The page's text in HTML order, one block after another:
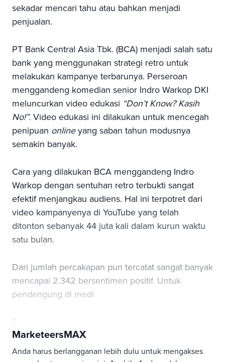
sekadar mencari tahu atau bahkan menjadi
penjualan.
PT Bank Central Asia Tbk. (BCA) menjadi salah satu
bank yang menggunakan strategi retro untuk
melakukan kampanye terbarunya. Perseroan
menggandeng komedian senior Indro Warkop DKI
meluncurkan video edukasi “Don’t Know? Kasih
No!”.Video edukasi ini dilakukan untuk mencegah
penipuan onlineyang saban tahun modusnya
semakin banyak.
Cara yang dilakukan BCA menggandeng Indro
Warkop dengan sentuhan retro terbukti sangat
efektif menjangkau audiens. Hal ini terpotret dari
video kampanyenya di YouTube yang telah
ditonton sebanyak 44 juta kali dalam kurun waktu
satu bulan.
Dari jumlah percakapan pun tercatat sangat banyak
mencapai 2.342 bersentimen positif. Untuk
pendengung di medi
MarketeersMAX
Anda harus berlangganan lebih dulu untuk mengakses